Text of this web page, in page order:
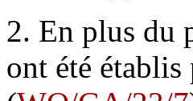
2. En plus du
ont été établis